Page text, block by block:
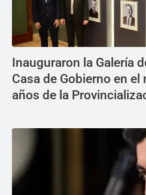
Inauguraron la Galería
Casa de Gobierno en el
años de la